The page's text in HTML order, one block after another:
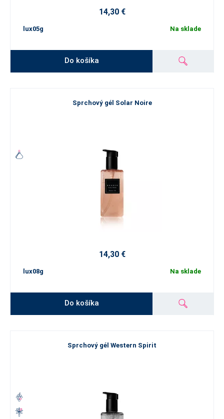
14,30 €
lux05g Na sklade
Do košíka
Sprchový gél Solar Noire
14,30 €
lux08g Na sklade
Do košíka
Sprchový gél Western Spirit